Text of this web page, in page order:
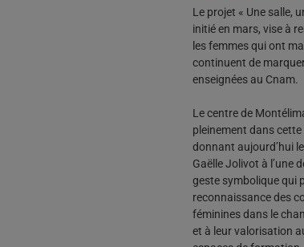
Le projet « Une salle,
initié en mars, vise à
les femmes qui ont
continuent de
enseignées au Cnam.
Le centre de
pleinement dans
donnant aujourd’hui
Gaëlle Jolivot à l’une
geste symbolique qui
reconnaissance des
féminines dans le
et à leur valorisation